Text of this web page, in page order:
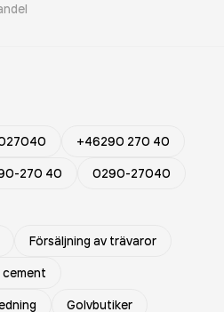
+46290 270 40
270 40 0290-27040
Försäljning av trävaror
Golvbutiker